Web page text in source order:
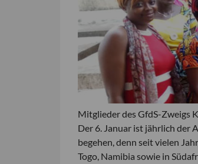
Mitglieder des GfdS-Zweigs
Der 6. Januar ist jährlich der
begehen, denn seit vielen
Togo, Namibia sowie in